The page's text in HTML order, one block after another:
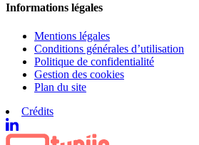
Informations légales
Mentions légales
Conditions générales d’utilisation
Politique de confidentialité
Gestion des cookies
Plan du site
Crédits